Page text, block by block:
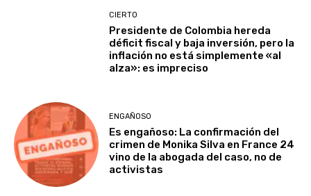
CIERTO
Presidente de Colombia hereda
déficit fiscal y baja inversión, pero la
inflación no está simplemente «al
alza»: es impreciso
ENGAÑOSO
Es engañoso: La confirmación del
crimen de Monika Silva en France 24
vino de la abogada del caso, no de
activistas